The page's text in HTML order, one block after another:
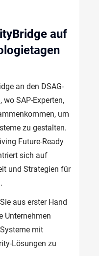
auf
an den DSAG-
wo SAP-Experten
, um
zu gestalten.
Future-Ready
sich auf
und Strategien für
Sie aus erster
Unternehmen
Systeme mit
Lösungen zu